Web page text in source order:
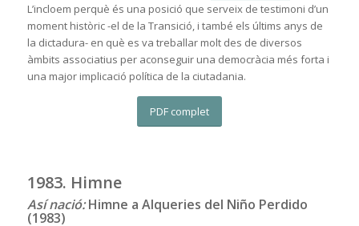
L’incloem perquè és una posició que serveix de testimoni d’un
moment històric -el de la Transició, i també els últims anys de
la dictadura- en què es va treballar molt des de diversos
àmbits associatius per aconseguir una democràcia més forta i
una major implicació política de la ciutadania.
PDF complet
1983. Himne
Así nació:Himne a Alqueries del Niño Perdido
(1983)